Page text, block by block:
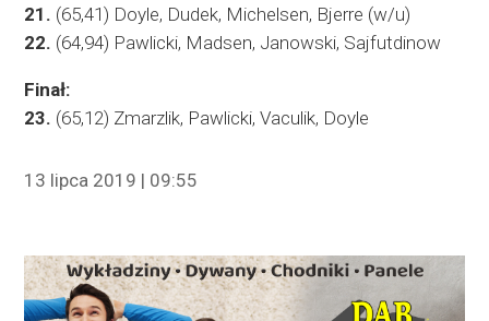
21. (65,41) Doyle, Dudek, Michelsen, Bjerre (w/u)
22. (64,94) Pawlicki, Madsen, Janowski, Sajfutdinow
Finał:
23. (65,12) Zmarzlik, Pawlicki, Vaculik, Doyle
13 lipca 2019 | 09:55